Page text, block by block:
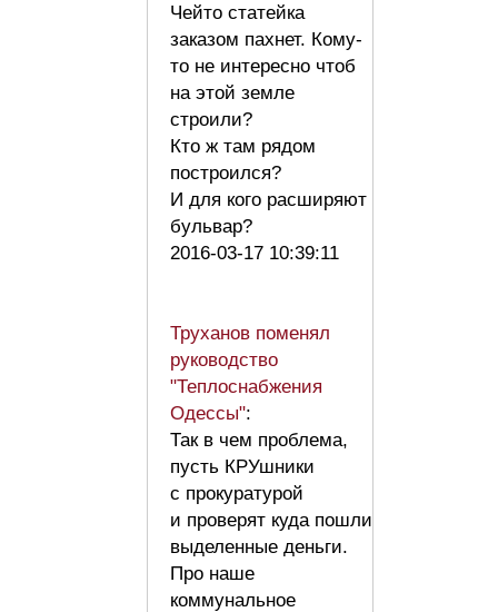
Чейто статейка
заказом пахнет. Кому-
то не интересно чтоб
на этой земле
строили?
Кто ж там рядом
построился?
И для кого расширяют
бульвар?
2016-03-17 10:39:11
Труханов поменял
руководство
"Теплоснабжения
Одессы":
Так в чем проблема,
пусть КРУшники
с прокуратурой
и проверят куда пошли
выделенные деньги.
Про наше
коммунальное